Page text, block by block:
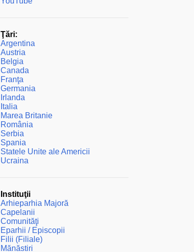
Ţări:
Argentina
Austria
Belgia
Canada
Franţa
Germania
Irlanda
Italia
Marea Britanie
România
Serbia
Spania
Statele Unite ale Americii
Ucraina
Instituţii
Arhieparhia Majoră
Capelanii
Comunităţi
Eparhii / Episcopii
Filii (Filiale)
Mănăstiri